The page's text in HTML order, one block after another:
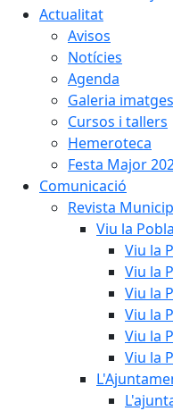
Actualitat
Avisos
Notícies
Agenda
Galeria imatges
Cursos i tallers
Hemeroteca
Festa Major
Comunicació
Revista
Viu la Pobla
Viu la
Viu la
Viu la
Viu la
Viu la
Viu la